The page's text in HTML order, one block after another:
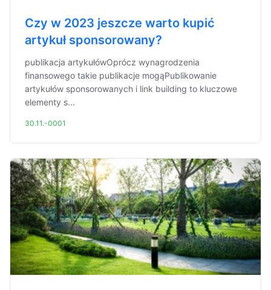
Czy w 2023 jeszcze warto kupić
artykuł sponsorowany?
publikacja artykułówOprócz wynagrodzenia
finansowego takie publikacje mogąPublikowanie
artykułów sponsorowanych i link building to kluczowe
elementy s...
30.11.-0001